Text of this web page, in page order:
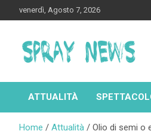
to
venerdì, Agosto 7, 2026
ATTUALITÀ
Home Attualità Olio di semi o